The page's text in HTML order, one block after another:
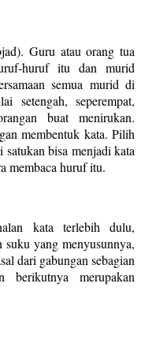
Guru atau orang tua
huruf itu dan murid
semua murid di
setengah, seperempat,
buat menirukan.
membentuk kata. Pilih
bisa menjadi kata
membaca huruf itu.
kata terlebih dulu,
suku yang menyusunnya,
dari gabungan sebagian
merupakan